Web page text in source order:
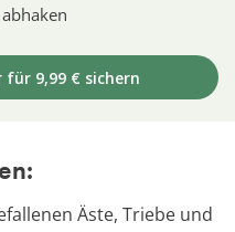
9,99 € sichern
Äste, Triebe und